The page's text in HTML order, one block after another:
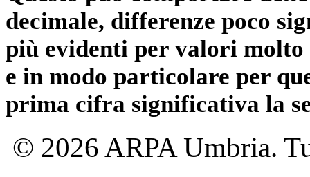
decimale, differenze poco
più evidenti per valori
e in modo particolare per
prima cifra significativa la
© 2026 ARPA Umbria.